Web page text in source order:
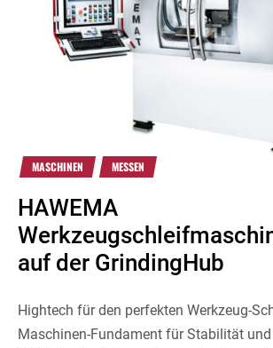
MASCHINEN MESSEN
HAWEMA
auf der GrindingHub
Hightech für den perfekten Werkzeug-
Maschinen-Fundament für Stabilität